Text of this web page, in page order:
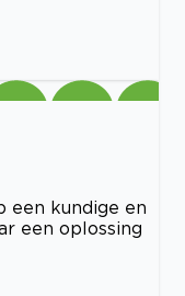
een kundige en
een oplossing